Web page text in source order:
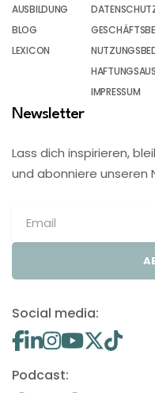
AUSBILDUNG
BLOG
LEXICON
IMPRESSUM
Newsletter
Lass dich inspirieren,
und abonniere unseren
Social media:
Podcast: